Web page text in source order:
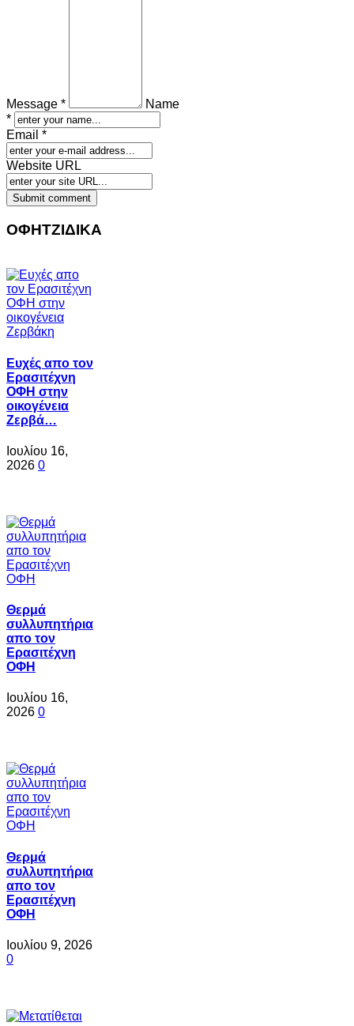
Message *
Name
*
Email *
Website URL
ΟΦΗΤΖΙΔΙΚΑ
Ευχές απο τον
Ερασιτέχνη
ΟΦΗ στην
οικογένεια
Ζερβά…
Ιουλίου 16,
2026 0
Θερμά
συλλυπητήρια
απο τον
Ερασιτέχνη
ΟΦΗ
Ιουλίου 16,
2026 0
Θερμά
συλλυπητήρια
απο τον
Ερασιτέχνη
ΟΦΗ
Ιουλίου 9, 2026
0